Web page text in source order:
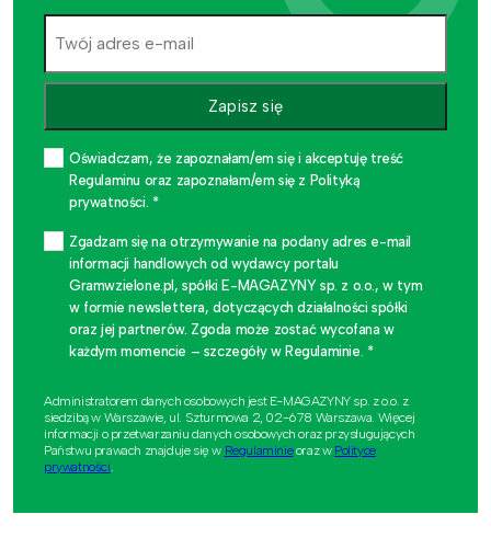
Zapisz się
Oświadczam, że zapoznałam/em się i akceptuję treść
Regulaminu oraz zapoznałam/em się z Polityką
prywatności. *
Zgadzam się na otrzymywanie na podany adres e-mail
informacji handlowych od wydawcy portalu
Gramwzielone.pl, spółki E-MAGAZYNY sp. z o.o., w tym
w formie newslettera, dotyczących działalności spółki
oraz jej partnerów. Zgoda może zostać wycofana w
każdym momencie – szczegóły w Regulaminie. *
Administratorem danych osobowych jest E-MAGAZYNY sp. z o.o. z
siedzibą w Warszawie, ul. Szturmowa 2, 02-678 Warszawa. Więcej
informacji o przetwarzaniu danych osobowych oraz przysługujących
Państwu prawach znajduje się w Regulaminieoraz w Polityce
prywatności.